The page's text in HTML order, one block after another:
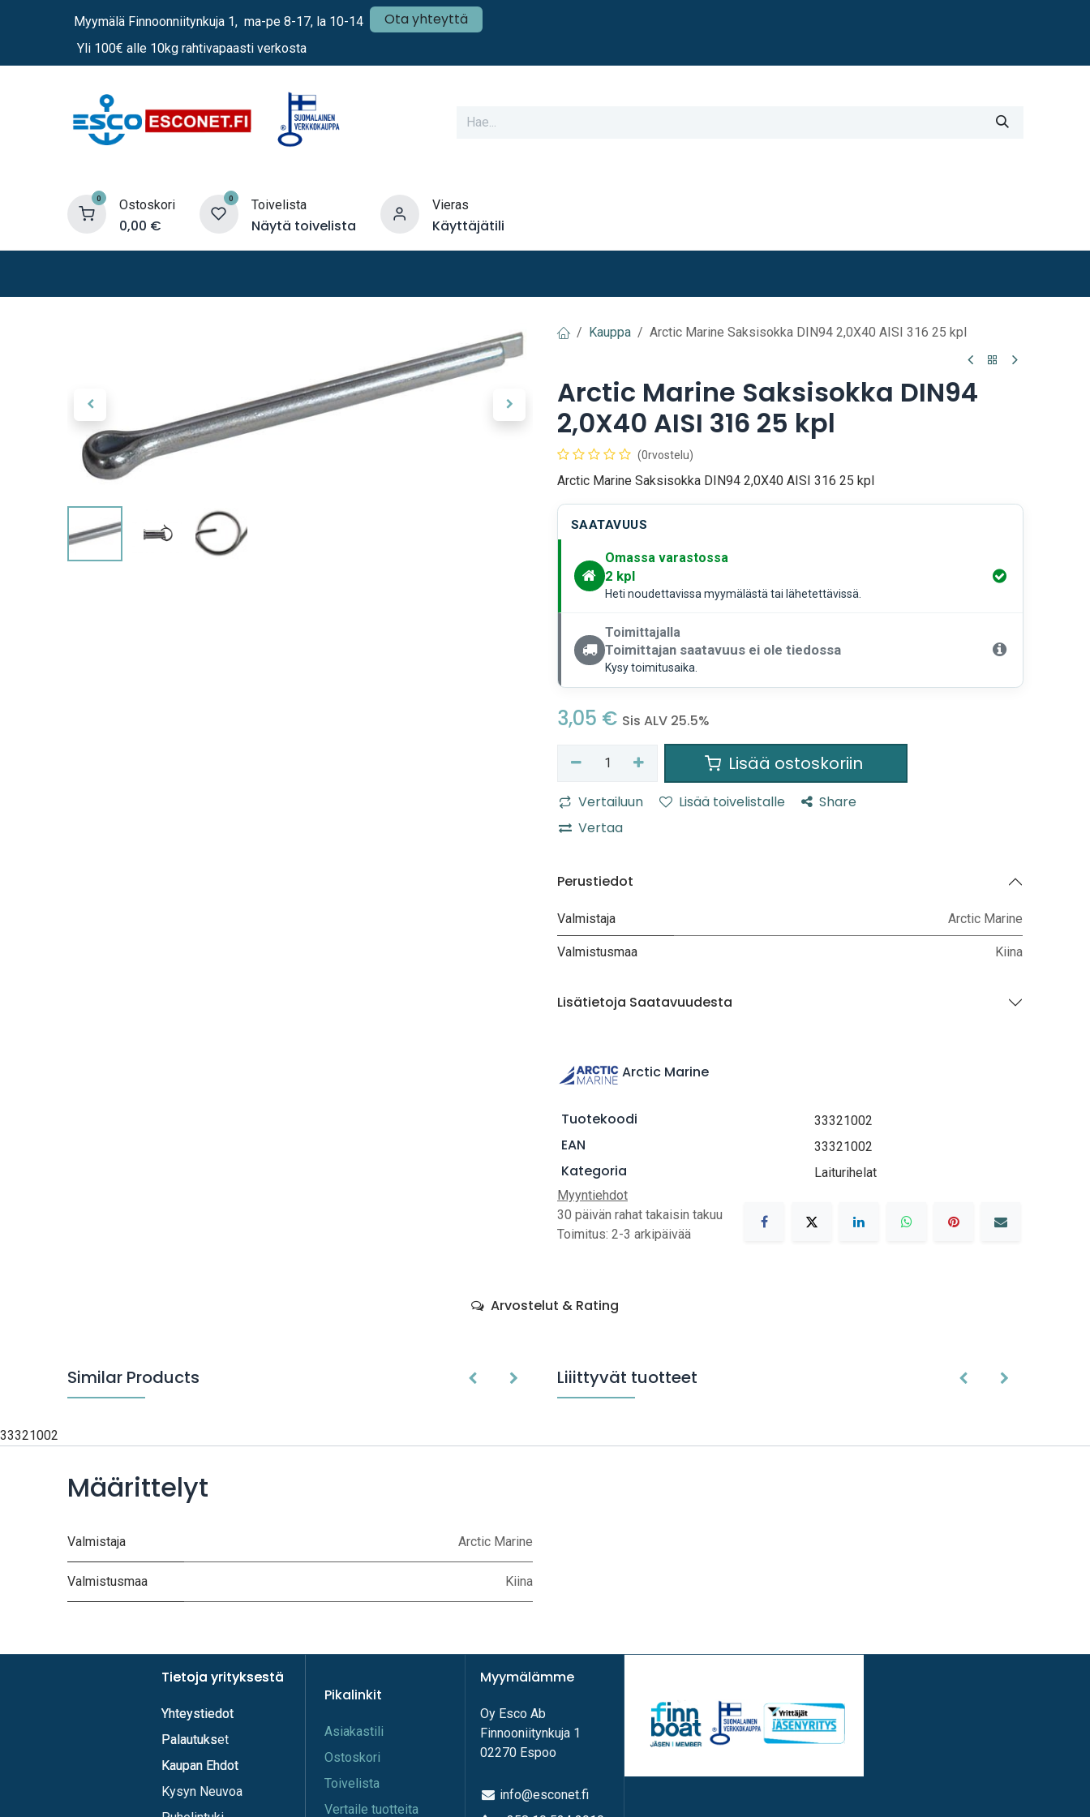
Myymälä Finnoonniitynkuja 1, ma-pe 8-17, la 10-14 Ota yhteyttä
Yli 100€ alle 10kg rahtivapaasti verkosta
0 Ostoskori
0,00 €
0 Toivelista
Näytä toivelista
Vieras
Käyttäjätili
Kauppa Arctic Marine Saksisokka DIN94 2,0X40 AISI 316 25 kpl
Arctic Marine Saksisokka DIN94
2,0X40 AISI 316 25 kpl
(0rvostelu)
Arctic Marine Saksisokka DIN94 2,0X40 AISI 316 25 kpl
SAATAVUUS
Omassa varastossa
2 kpl
Heti noudettavissa myymälästä tai lähetettävissä.
Toimittajalla
Toimittajan saatavuus ei ole tiedossa
Kysy toimitusaika.
3,05 € Sis ALV 25.5%
Lisää ostoskoriin
Vertailuun Lisää toivelistalle
Share
Vertaa
Perustiedot
Valmistaja Arctic Marine
Valmistusmaa Kiina
Lisätietoja Saatavuudesta
Arctic Marine
Tuotekoodi 33321002
EAN 33321002
Kategoria
Laiturihelat
Myyntiehdot
30 päivän rahat takaisin takuu
Toimitus: 2-3 arkipäivää
Arvostelut & Rating
Similar Products Liiittyvät tuotteet
33321002
Määrittelyt
Valmistaja Arctic Marine
Valmistusmaa Kiina
Pikalinkit
A​s​iakastili
Os​toskori
Toi​velista
Vertaile tuotteita
Myymälämme
Oy Esco Ab
Finnooniitynkuja 1
02270 Espoo
info@esconet.fi
Tietoja yrityksestä
Yhteystiedot
Palautukset
Kaupan Ehdot
Tietoja yrityksestä
Yhteystiedot
Palautuks
Kaupan Ehdot
Kysyn Neuvoa